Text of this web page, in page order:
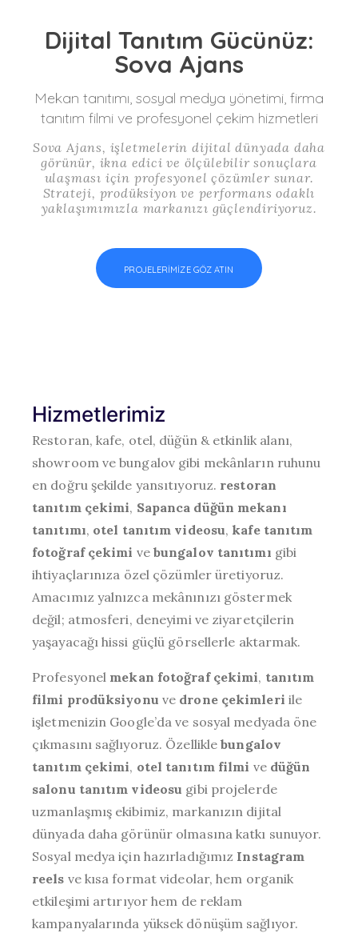
Dijital Tanıtım Gücünüz:
Sova Ajans
Mekan tanıtımı, sosyal medya yönetimi, firma
tanıtım filmi ve profesyonel çekim hizmetleri
Sova Ajans, işletmelerin dijital dünyada daha
görünür, ikna edici ve ölçülebilir sonuçlara
ulaşması için profesyonel çözümler sunar.
Strateji, prodüksiyon ve performans odaklı
yaklaşımımızla markanızı güçlendiriyoruz.
PROJELERIMIZE GÖZ ATIN
Hizmetlerimiz
Restoran, kafe, otel, düğün & etkinlik alanı,
showroom ve bungalov gibi mekânların ruhunu
en doğru şekilde yansıtıyoruz. restoran
tanıtım çekimi, Sapanca düğün mekanı
tanıtımı, otel tanıtım videosu, kafe tanıtım
fotoğraf çekimi ve bungalov tanıtımı gibi
ihtiyaçlarınıza özel çözümler üretiyoruz.
Amacımız yalnızca mekânınızı göstermek
değil; atmosferi, deneyimi ve ziyaretçilerin
yaşayacağı hissi güçlü görsellerle aktarmak.
Profesyonel mekan fotoğraf çekimi, tanıtım
filmi prodüksiyonu ve drone çekimleri ile
işletmenizin Google’da ve sosyal medyada öne
çıkmasını sağlıyoruz. Özelliklebungalov
tanıtım çekimi, otel tanıtım filmi ve düğün
salonu tanıtım videosu gibi projelerde
uzmanlaşmış ekibimiz, markanızın dijital
dünyada daha görünür olmasına katkı sunuyor.
Sosyal medya için hazırladığımız Instagram
reels ve kısa format videolar, hem organik
etkileşimi artırıyor hem de reklam
kampanyalarında yüksek dönüşüm sağlıyor.